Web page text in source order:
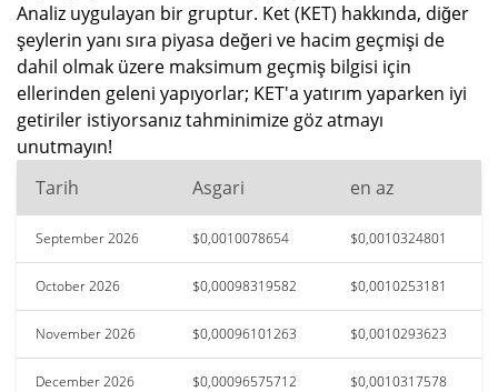
Analiz uygulayan bir gruptur. Ket (KET) hakkında, diğer
şeylerin yanı sıra piyasa değeri ve hacim geçmişi de
dahil olmak üzere maksimum geçmiş bilgisi için
ellerinden geleni yapıyorlar; KET'a yatırım yaparken iyi
getiriler istiyorsanız tahminimize göz atmayı
unutmayın!
Tarih
Asgari en az
September 2026 $0,0010078654 $0,0010324801
October 2026 $0,00098319582 $0,0010253181
November 2026 $0,00096101263 $0,0010293623
December 2026 $0,00096575712 $0,0010317578